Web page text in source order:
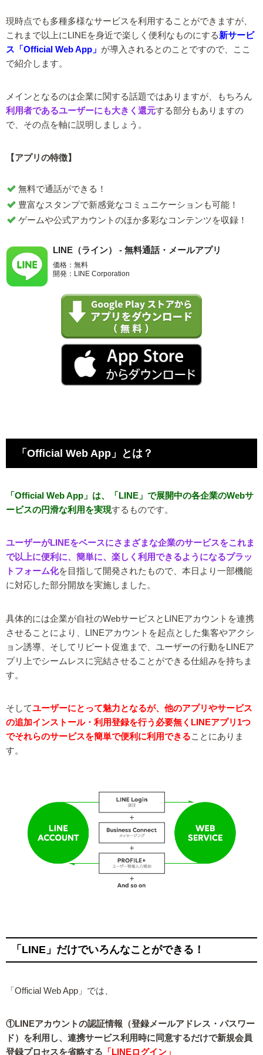
現時点でも多種多様なサービスを利用することができますが、
これまで以上にLINEを身近で楽しく便利なものにする新サービ
ス「Official Web App」 が導入されるとのことですので、ここ
で紹介します。
メインとなるのは企業に関する話題ではありますが、もちろん
利用者であるユーザーにも大きく還元する部分もありますの
で、その点を軸に説明しましょう。
【アプリの特徴】
無料で通話ができる！
豊富なスタンプで新感覚なコミュニケーションも可能！
ゲームや公式アカウントのほか多彩なコンテンツを収録！
LINE（ライン） - 無料通話・メールアプリ
価格：無料
開発：LINE Corporation
「Official Web App」とは？
「Official Web App」は、「LINE」で展開中の各企業のWebサ
ービスの円滑な利用を実現するものです。
ユーザーがLINEをベースにさまざまな企業のサービスをこれま
で以上に便利に、簡単に、楽しく利用できるようになるプラッ
トフォーム化を目指して開発されたもので、本日より一部機能
に対応した部分開放を実施しました。
具体的には企業が自社のWebサービスとLINEアカウントを連携
させることにより、LINEアカウントを起点とした集客やアクシ
ョン誘導、そしてリピート促進まで、ユーザーの行動をLINEア
プリ上でシームレスに完結させることができる仕組みを持ちま
す。
そしてユーザーにとって魅力となるが、他のアプリやサービス
の追加インストール・利用登録を行う必要無くLINEアプリ1つ
でそれらのサービスを簡単で便利に利用できることにありま
す。
「LINE」だけでいろんなことができる！
「Official Web App」では、
①LINEアカウントの認証情報（登録メールアドレス・パスワー
ド）を利用し、連携サービス利用時に同意するだけで新規会員
登録プロセスを省略する 「LINEログイン」